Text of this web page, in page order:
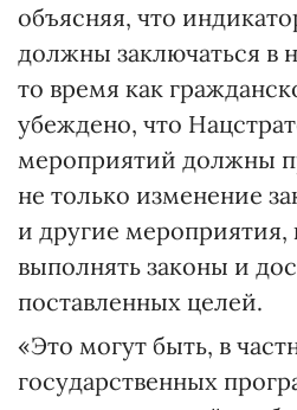
объясняя, что
должны заключаться в
то время как
убеждено, что
мероприятий должны
не только изменение
и другие
выполнять законы и
поставленных целей.
«Это могут быть, в
государственных